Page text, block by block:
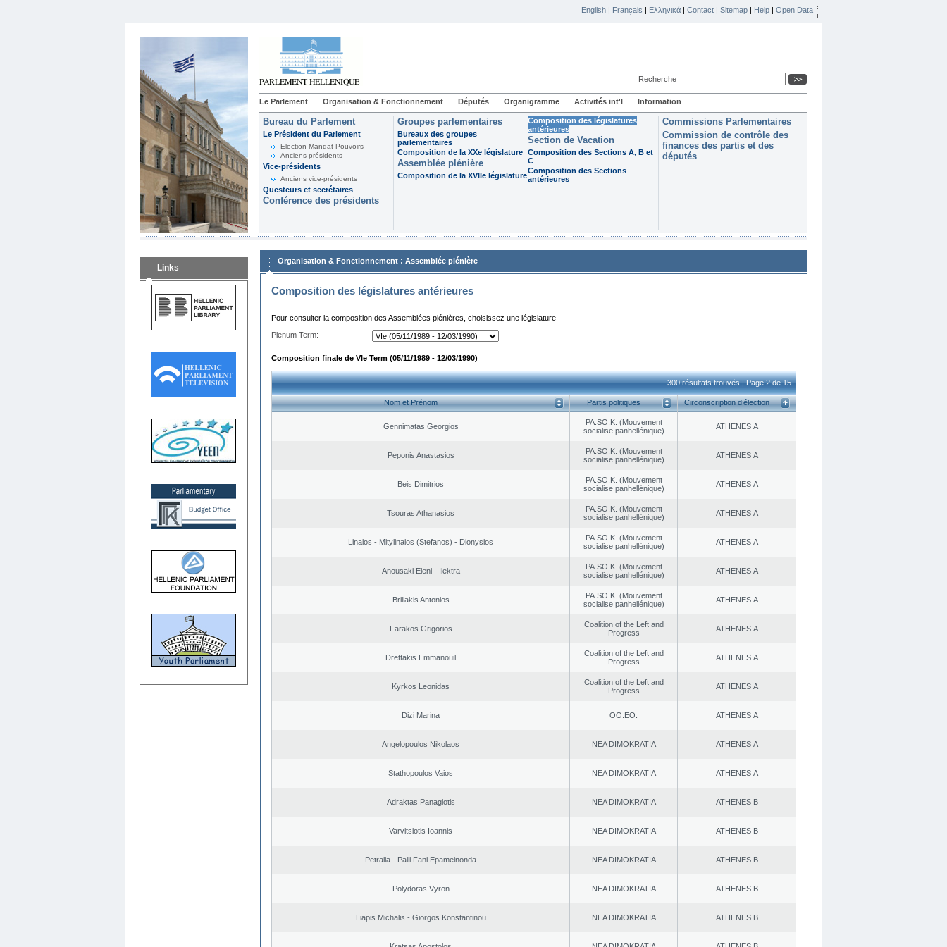
English | Français | Ελληνικά | Contact | Sitemap | Help | Open Data
Recherche
Le Parlement Organisation & Fonctionnement Députés Organigramme Activités int'l Information
Bureau du Parlement
Le Président du Parlement
Election-Mandat-Pouvoirs
Anciens présidents
Vice-présidents
Anciens vice-présidents
Questeurs et secrétaires
Conférence des présidents
Groupes parlementaires
Bureaux des groupes
parlementaires
Composition de la XXe législature
Assemblée plénière
Composition de la XVIIe législature
Composition des législatures
antérieures
Section de Vacation
Composition des Sections A, B et
C
Composition des Sections
antérieures
Commissions Parlementaires
Commission de contrôle des
finances des partis et des
députés
Links
Organisation & Fonctionnement : Assemblée plénière
Composition des législatures antérieures
Pour consulter la composition des Assemblées plénières, choisissez une législature
Plenum Term:
Composition finale de VIe Term (05/11/1989 - 12/03/1990)
300 résultats trouvés | Page 2 de 15
Nom et Prénom Partis politiques Circonscription d’élection
Gennimatas Georgios
PA.SO.K. (Mouvement
socialise panhellénique)
ATHENES Α
Peponis Anastasios
PA.SO.K. (Mouvement
socialise panhellénique)
ATHENES Α
Beis Dimitrios
PA.SO.K. (Mouvement
socialise panhellénique)
ATHENES Α
Tsouras Athanasios
PA.SO.K. (Mouvement
socialise panhellénique)
ATHENES Α
Linaios - Mitylinaios (Stefanos) - Dionysios
PA.SO.K. (Mouvement
socialise panhellénique)
ATHENES Α
Anousaki Eleni - Ilektra
PA.SO.K. (Mouvement
socialise panhellénique)
ATHENES Α
Brillakis Antonios
PA.SO.K. (Mouvement
socialise panhellénique)
ATHENES Α
Farakos Grigorios
Coalition of the Left and
Progress
ATHENES Α
Drettakis Emmanouil
Coalition of the Left and
Progress
ATHENES Α
Kyrkos Leonidas
Coalition of the Left and
Progress
ATHENES Α
Dizi Marina ΟΟ.ΕΟ. ATHENES Α
Angelopoulos Nikolaos NEA DΙMOKRATIA ATHENES Α
Stathopoulos Vaios NEA DΙMOKRATIA ATHENES Α
Adraktas Panagiotis NEA DΙMOKRATIA ATHENES Β
Varvitsiotis Ioannis NEA DΙMOKRATIA ATHENES Β
Petralia - Palli Fani Epameinonda NEA DΙMOKRATIA ATHENES Β
Polydoras Vyron NEA DΙMOKRATIA ATHENES Β
Liapis Michalis - Giorgos Konstantinou NEA DΙMOKRATIA ATHENES Β